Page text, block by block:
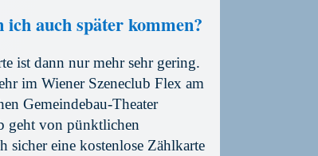
auch später kommen?
ist dann nur mehr sehr gering.
im Wiener Szeneclub Flex am
Gemeindebau-Theater
geht von pünktlichen
sicher eine kostenlose Zählkarte